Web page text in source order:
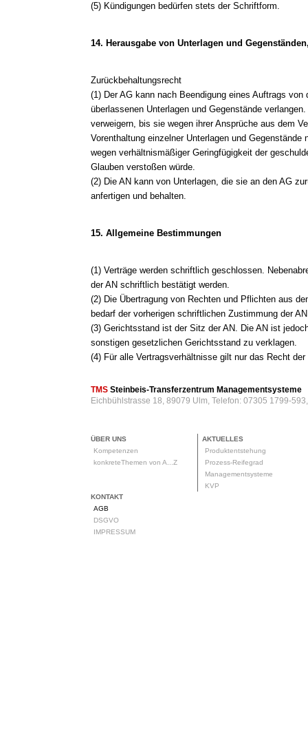
(5) Kündigungen bedürfen stets der Schriftform.
14. Herausgabe von Unterlagen und
Zurückbehaltungsrecht
(1) Der AG kann nach Beendigung eines Auftrags von
überlassenen Unterlagen und Gegenstände
verweigern, bis sie wegen ihrer Ansprüche aus dem
Vorenthaltung einzelner Unterlagen und Gegenstände
wegen verhältnismäßiger Geringfügigkeit der
Glauben verstoßen würde.
(2) Die AN kann von Unterlagen, die sie an den AG
anfertigen und behalten.
15. Allgemeine Bestimmungen
(1) Verträge werden schriftlich geschlossen.
der AN schriftlich bestätigt werden.
(2) Die Übertragung von Rechten und Pflichten aus
bedarf der vorherigen schriftlichen Zustimmung der
(3) Gerichtsstand ist der Sitz der AN. Die AN ist
sonstigen gesetzlichen Gerichtsstand zu verklagen.
(4) Für alle Vertragsverhältnisse gilt nur das Recht
TMS Steinbeis-Transferzentrum Managementsysteme
Eichbühlstrasse 18, 89079 Ulm, Telefon: 07305 1799-
ÜBER UNS
Kompetenzen
konkreteThemen von A...Z
AKTUELLES
Produktentstehung
Prozess-Reifegrad
Managementsysteme
KVP
KONTAKT
AGB
DSGVO
IMPRESSUM